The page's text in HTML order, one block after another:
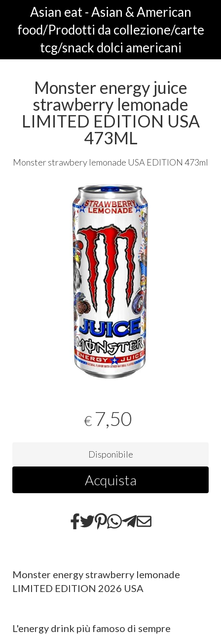
Asian eat - Asian & American
food/Prodotti da collezione/carte
tcg/snack dolci americani
Monster energy juice
strawberry lemonade
LIMITED EDITION USA
473ML
Monster strawbery lemonade USA EDITION 473ml
€ 7,50
Disponibile
Acquista
Monster energy strawberry lemonade
LIMITED EDITION 2026 USA
L'energy drink più famoso di sempre